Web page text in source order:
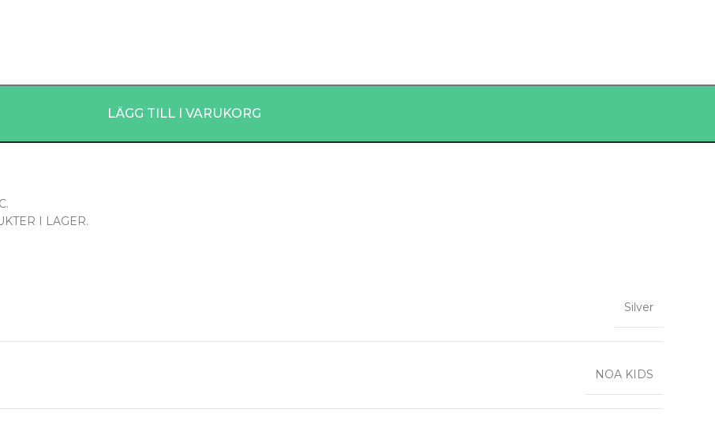
LÄGG TILL I VARUKORG
I LAGER.
Silver
NOA KIDS